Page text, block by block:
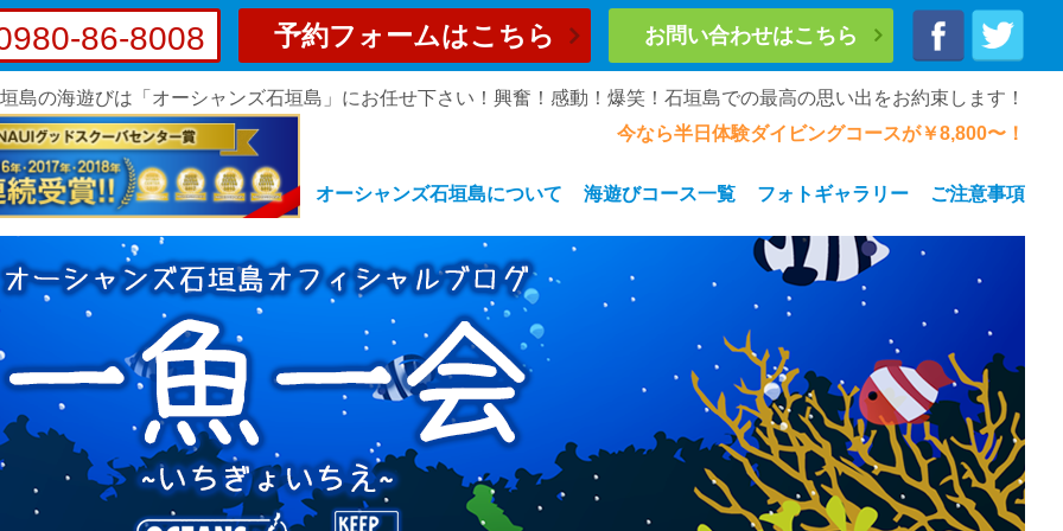
86-8008 予約フォームはこちら お問い合わせはこちら
島の海遊びは「オーシャンズ石垣島」にお任せ下さい！興奮！感動！爆笑！石垣島での最高の思い出をお約束します！
今なら半日体験ダイビングコースが￥8,800〜！
オーシャンズ石垣島について 海遊びコース一覧 フォトギャラリー ご注意事項